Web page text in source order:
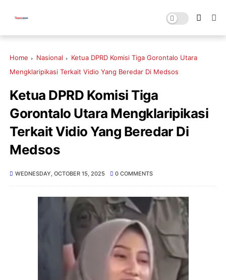
Home Nasional
Ketua DPRD Komisi Tiga Gorontalo Utara
Mengklaripikasi Terkait Vidio Yang Beredar Di Medsos
Ketua DPRD Komisi Tiga
Gorontalo Utara Mengklaripikasi
Terkait Vidio Yang Beredar Di
Medsos
WEDNESDAY, OCTOBER 15, 2025 0 COMMENTS